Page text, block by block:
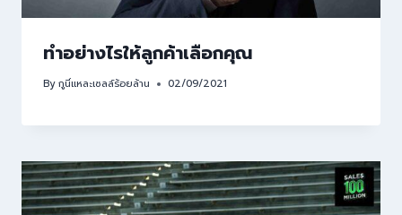
ทำอย่างไรให้ลูกค้าเลือกคุณ
Byกูนี่แหละเซลล์ร้อยล้าน 02/09/2021